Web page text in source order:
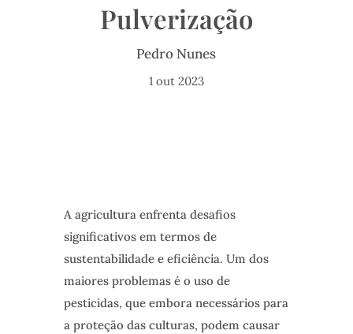
Pulverização
Pedro Nunes
1 out 2023
A agricultura enfrenta desafios
significativos em termos de
sustentabilidade e eficiência. Um dos
maiores problemas é o uso de
pesticidas, que embora necessários para
a proteção das culturas, podem causar